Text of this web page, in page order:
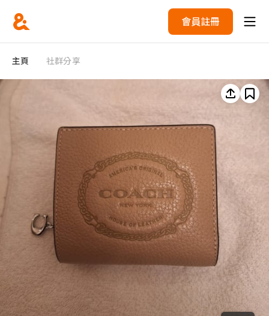
會員註冊
主頁 社群分享